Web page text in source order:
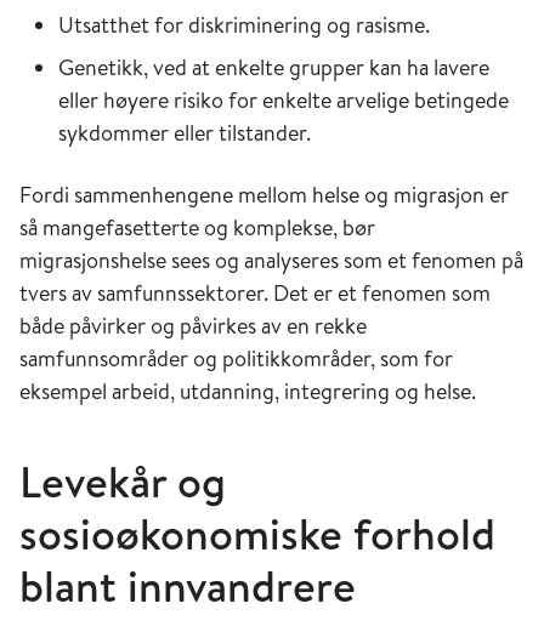
Utsatthet for diskriminering og rasisme.
Genetikk, ved at enkelte grupper kan ha lavere
eller høyere risiko for enkelte arvelige betingede
sykdommer eller tilstander.
Fordi sammenhengene mellom helse og migrasjon er
så mangefasetterte og komplekse, bør
migrasjonshelse sees og analyseres som et fenomen på
tvers av samfunnssektorer. Det er et fenomen som
både påvirker og påvirkes av en rekke
samfunnsområder og politikkområder, som for
eksempel arbeid, utdanning, integrering og helse.
Levekår og
sosioøkonomiske forhold
blant innvandrere